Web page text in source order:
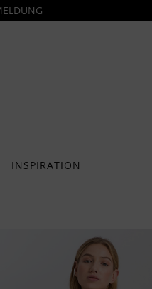
INSPIRATION